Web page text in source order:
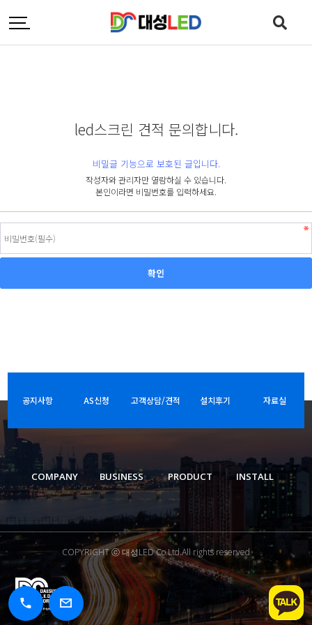
led스크린 견적 문의합니다.
비밀글 기능으로 보호된 글입니다.
작성자와 관리자만 열람하실 수 있습니다.
본인이라면 비밀번호를 입력하세요.
공지사항 AS신청 고객상담/견적 설치후기 자료실
COMPANY BUSINESS PRODUCT INSTALL
COPYRIGHT ⓒ 대성LED Co.Ltd.All rights reserved